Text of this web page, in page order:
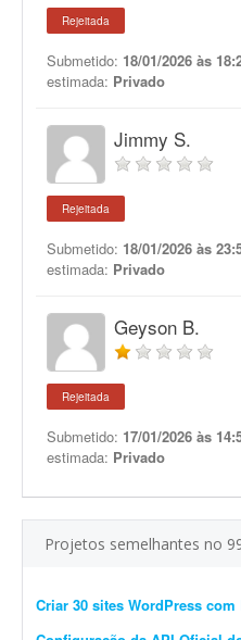
Rejeitada
Submetido: 18/01/2026 às
estimada: Privado
Jimmy S.
Rejeitada
Submetido: 18/01/2026 às
estimada: Privado
Geyson B.
Rejeitada
Submetido: 17/01/2026 às
estimada: Privado
Projetos semelhantes no